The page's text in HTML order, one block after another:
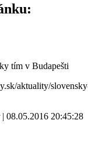
tím v Budapešti
aktuality/
08.05.2016 20:45:28